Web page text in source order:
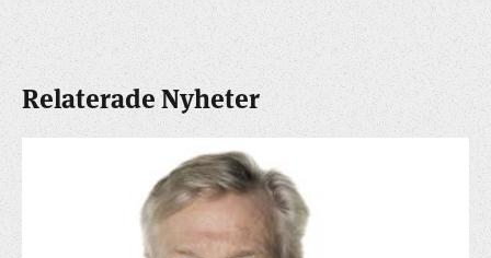
Relaterade Nyheter